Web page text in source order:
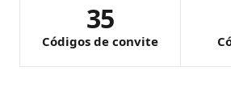
35
Códigos de convite